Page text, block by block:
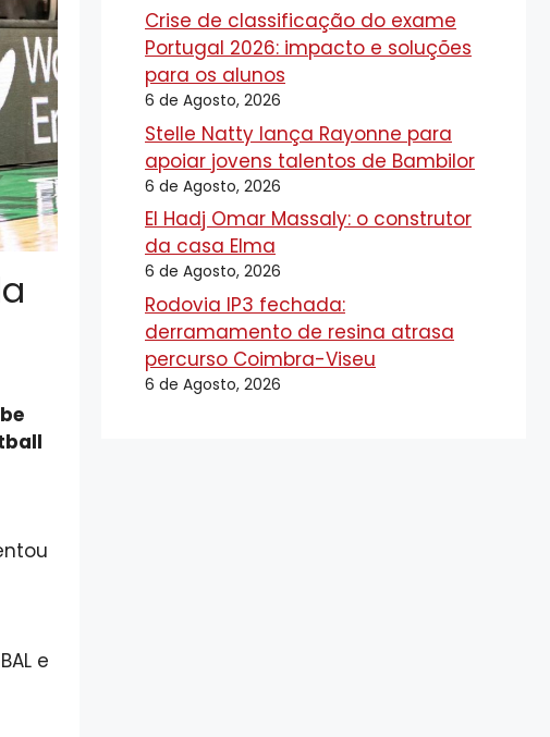
e
Crise de classificação do exame
Portugal 2026: impacto e soluções
para os alunos
6 de Agosto, 2026
Stelle Natty lança Rayonne para
apoiar jovens talentos de Bambilor
6 de Agosto, 2026
El Hadj Omar Massaly: o construtor
da casa Elma
6 de Agosto, 2026
Rodovia IP3 fechada:
derramamento de resina atrasa
percurso Coimbra-Viseu
6 de Agosto, 2026